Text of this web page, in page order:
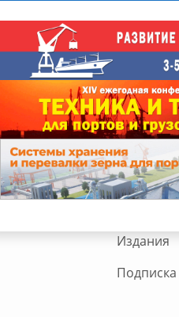
Издания
Подписка